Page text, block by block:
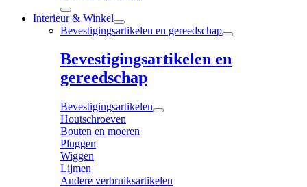
Interieur & Winkel
Bevestigingsartikelen en gereedschap
Bevestigingsartikelen en
gereedschap
Bevestigingsartikelen
Houtschroeven
Bouten en moeren
Pluggen
Wiggen
Lijmen
Andere verbruiksartikelen